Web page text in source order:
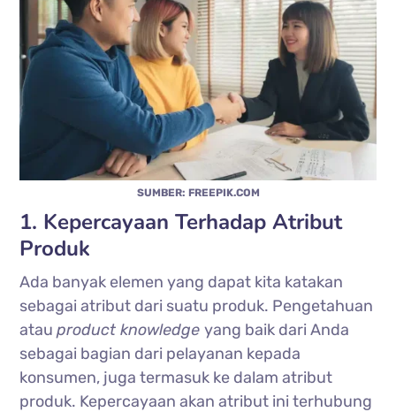
SUMBER: FREEPIK.COM
1. Kepercayaan Terhadap Atribut
Produk
Ada banyak elemen yang dapat kita katakan
sebagai atribut dari suatu produk. Pengetahuan
atauproduct knowledgeyang baik dari Anda
sebagai bagian dari pelayanan kepada
konsumen, juga termasuk ke dalam atribut
produk. Kepercayaan akan atribut ini terhubung